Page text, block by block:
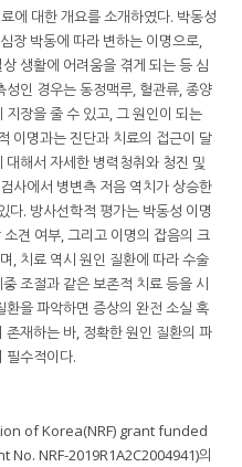
에 대한 개요를 소개하였다. 박동성
장 박동에 따라 변하는 이명으로,
생활에 어려움을 겪게 되는 등 심
인 경우는 동정맥루, 혈관류, 종양
장을 줄 수 있고, 그 원인이 되는
이명과는 진단과 치료의 접근이 달
해서 자세한 병력청취와 청진 및
사에서 병변측 저음 역치가 상승한
다. 방사선학적 평가는 박동성 이명
견 여부, 그리고 이명의 잡음의 크
, 치료 역시 원인 질환에 따라 수술
조절과 같은 보존적 치료 등을 시
을 파악하면 증상의 완전 소실 혹
재하는 바, 정확한 원인 질환의 파
필수적이다.
of Korea(NRF) grant funded
NRF-2019R1A2C2004941)의